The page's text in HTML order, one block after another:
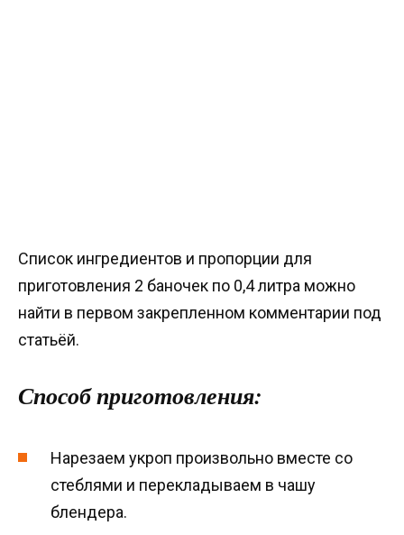
Список ингредиентов и пропорции для
приготовления 2 баночек по 0,4 литра можно
найти в первом закрепленном комментарии под
статьёй.
Способ приготовления:
Нарезаем укроп произвольно вместе со
стеблями и перекладываем в чашу
блендера.